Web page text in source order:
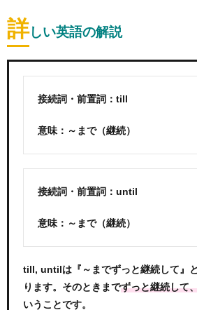
詳しい英語の解説
接続詞・前置詞：till
意味：～まで（継続）
接続詞・前置詞：until
意味：～まで（継続）
till, untilは『～までずっと継続して』
ります。そのときまでずっと継続して
いうことです。